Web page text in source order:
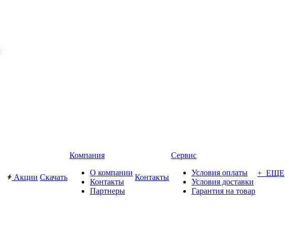
Акции Скачать
Компания
О компании
Контакты
Партнеры
Контакты
Сервис
Условия оплаты
Условия доставки
Гарантия на товар
+ ЕЩЕ